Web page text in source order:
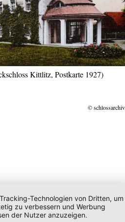
Kittlitz, Postkarte 1927)
©
Technologien von Dritten, um
zu verbessern und Werbung
der Nutzer anzuzeigen.